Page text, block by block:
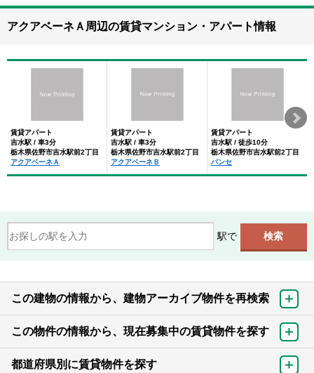
アクアベーネＡ周辺の賃貸マンション・アパート情報
賃貸アパート
吉水駅 / 車3分
栃木県佐野市吉水駅前2丁目
アクアベーネＡ
賃貸アパート
吉水駅 / 車3分
栃木県佐野市吉水駅前2丁目
アクアベーネＢ
賃貸アパート
吉水駅 / 徒歩10分
栃木県佐野市吉水駅前2丁目
パンセ
駅で
この建物の情報から、建物アーカイブ物件を再検索
この物件の情報から、現在募集中の賃貸物件を探す
都道府県別に賃貸物件を探す